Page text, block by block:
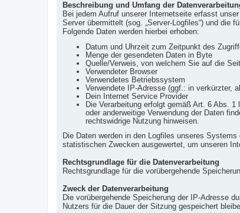
Beschreibung und Umfang der
Bei jedem Aufruf unserer Internetseite erfasst
Server übermittelt (sog. „Server-Logfiles“) und die
Folgende Daten werden hierbei erhoben:
Datum und Uhrzeit zum Zeitpunkt des
Menge der gesendeten Daten in Byte
Quelle/Verweis, von welchem Sie auf die
Verwendeter Browser
Verwendetes Betriebssystem
Verwendete IP-Adresse (ggf.: in verkürzter,
Dein Internet Service Provider
Die Verarbeitung erfolgt gemäß Art. 6 Abs.
oder anderweitige Verwendung der Daten
rechtswidrige Nutzung hinweisen.
Die Daten werden in den Logfiles unseres
statistischen Zwecken ausgewertet, um unseren
Rechtsgrundlage für die Datenverarbeitung
Rechtsgrundlage für die vorübergehende
Zweck der Datenverarbeitung
Die vorübergehende Speicherung der IP-Adresse
Nutzers für die Dauer der Sitzung gespeichert